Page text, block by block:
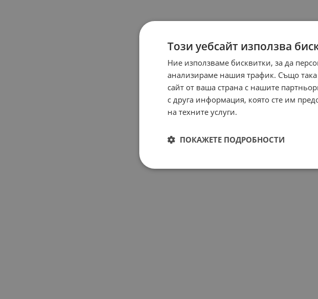
Този уебсайт използва
Ние използваме бисквитки, за да
анализираме нашия трафик. Също
сайт от ваша страна с нашите
с друга информация, която сте им
на техните услуги.
ПОКАЖЕТЕ ПОДРОБНОСТИ